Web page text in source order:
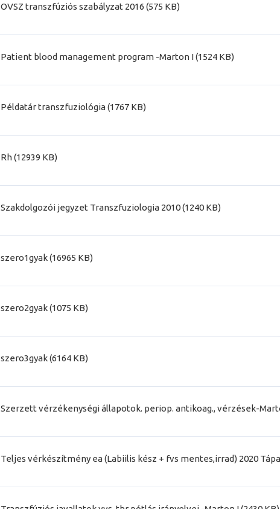
OVSZ transzfúziós szabályzat 2016 (575 KB)
Patient blood management program -Marton I (1524 KB)
Példatár transzfuziológia (1767 KB)
Rh (12939 KB)
Szakdolgozói jegyzet Transzfuziologia 2010 (1240 KB)
szero1gyak (16965 KB)
szero2gyak (1075 KB)
szero3gyak (6164 KB)
Szerzett vérzékenységi állapotok. periop. antikoag., vérzések-
Teljes vérkészítmény ea (Labiilis kész + fvs mentes,irrad) 2020